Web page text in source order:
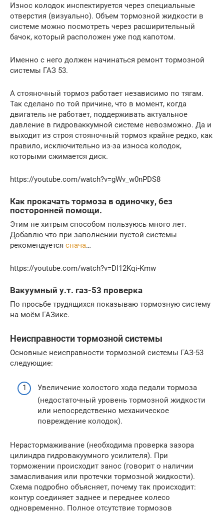
Износ колодок инспектируется через специальные
отверстия (визуально). Объем тормозной жидкости в
системе можно посмотреть через расширительный
бачок, который расположен уже под капотом.
Именно с него должен начинаться ремонт тормозной
системы ГАЗ 53.
А стояночный тормоз работает независимо по тягам.
Так сделано по той причине, что в момент, когда
двигатель не работает, поддерживать актуальное
давление в гидроваккумной системе невозможно. Да и
выходит из строя стояночный тормоз крайне редко, как
правило, исключительно из-за износа колодок,
которыми сжимается диск.
https://youtube.com/watch?v=gWv_w0nPDS8
Как прокачать тормоза в одиночку, без
посторонней помощи.
Этим не хитрым способом пользуюсь много лет.
Добавлю что при заполнении пустой системы
рекомендуется снача…
https://youtube.com/watch?v=Dl12Kqi-Kmw
Вакуумный у.т. газ-53 проверка
По просьбе трудящихся показываю тормозную систему
на моём ГАЗике.
Неисправности тормозной системы
Основные неисправности тормозной системы ГАЗ-53
следующие:
Увеличение холостого хода педали тормоза
(недостаточный уровень тормозной жидкости
или непосредственно механическое
повреждение колодок).
Нерастормаживание (необходима проверка зазора
цилиндра гидровакуумного усилителя). При
торможении происходит занос (говорит о наличии
замасливания или протечки тормозной жидкости).
Схема подробно объясняет, почему так происходит:
контур соединяет заднее и переднее колесо
одновременно. Полное отсутствие тормозов